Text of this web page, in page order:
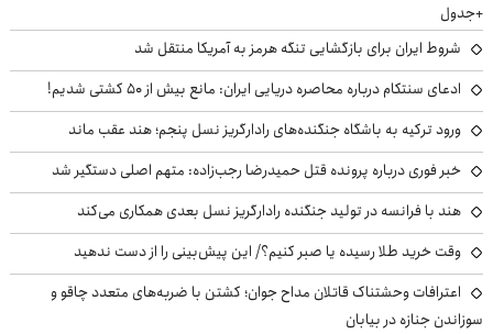
+جدول
شروط ایران برای بازگشایی تنگه هرمز به آمریکا منتقل شد
ادعای سنتکام درباره محاصره دریایی ایران: مانع بیش از ۵۰ کشتی شدیم!
ورود ترکیه به باشگاه جنگنده‌های رادارگریز نسل پنجم؛ هند عقب ماند
خبر فوری درباره پرونده قتل حمیدرضا رجب‌زاده: متهم اصلی دستگیر شد
هند با فرانسه در تولید جنگنده رادارگریز نسل بعدی همکاری می‌کند
وقت خرید طلا رسیده یا صبر کنیم؟/ این پیش‌بینی را از دست ندهید
اعترافات وحشتناک قاتلان مداح جوان؛ کشتن با ضربه‌های متعدد چاقو و
سوزاندن جنازه در بیابان